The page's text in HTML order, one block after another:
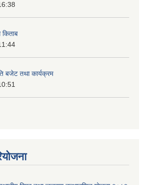
बजेट तथा कार्यक्रम